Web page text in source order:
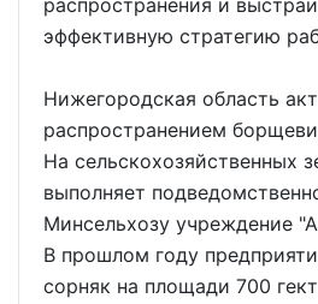
распространения и
эффективную стратегию
Нижегородская область
распространением
На сельскохозяйственных
выполняет
Минсельхозу учреждение
В прошлом году
сорняк на площади 700